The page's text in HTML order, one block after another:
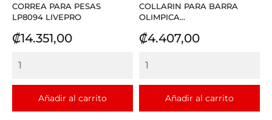
CORREA PARA PESAS
LP8094 LIVEPRO
Precio
₡14.351,00
Añadir al carrito
COLLARIN PARA BARRA
OLIMPICA...
Precio
₡4.407,00
Añadir al carrito